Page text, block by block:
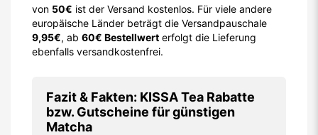
von 50€ ist der Versand kostenlos. Für viele andere
europäische Länder beträgt die Versandpauschale
9,95€, ab 60€ Bestellwert erfolgt die Lieferung
ebenfalls versandkostenfrei.
Fazit & Fakten: KISSA Tea Rabatte
bzw. Gutscheine für günstigen
Matcha